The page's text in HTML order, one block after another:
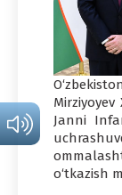
Janni
o‘tkazish